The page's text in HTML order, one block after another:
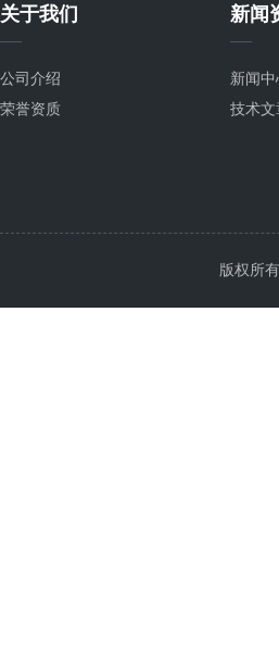
关于我们
公司介绍
荣誉资质
新闻
新闻中
技术文
版权所